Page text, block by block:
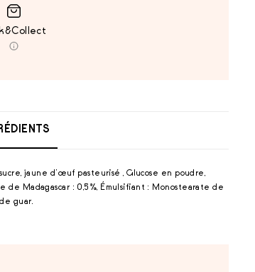
jaune d’œuf pasteurisé , Glucose en poudre,
de Madagascar : 0,5%, Émulsifiant : Monostearate de
guar.